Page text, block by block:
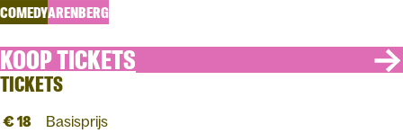
COMEDYARENBERG
KOOP TICKETS
TICKETS
€ 18
Basisprijs